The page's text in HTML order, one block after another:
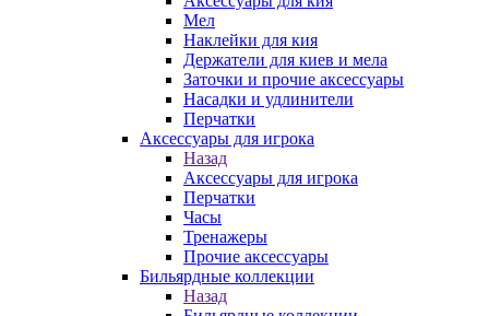
Мел
Наклейки для кия
Держатели для киев и мела
Заточки и прочие аксессуары
Насадки и удлинители
Перчатки
Аксессуары для игрока
Назад
Аксессуары для игрока
Перчатки
Часы
Тренажеры
Прочие аксессуары
Бильярдные коллекции
Назад